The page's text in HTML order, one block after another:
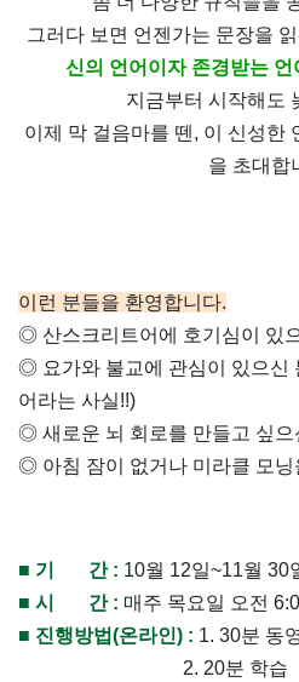
그러다 보면 언젠가는 문장을
신의 언어이자 존경받는 언
지금부터 시작해도
이제 막 걸음마를 뗀 , 이 신성한
을 초대합
이런 분들을 환영합니다.
◎ 산스크리트어에 호기심이 있
◎ 요가와 불교에 관심이 있으신
어라는 사실!!)
◎ 새로운 뇌 회로를 만들고 싶으
◎ 아침 잠이 없거나 미라클 모
■ 기 간 : 10월 12일~11월 30
■ 시 간 : 매주 목요일 오전
■ 진행방법(온라인) : 1. 30분 동
2. 20분 학습